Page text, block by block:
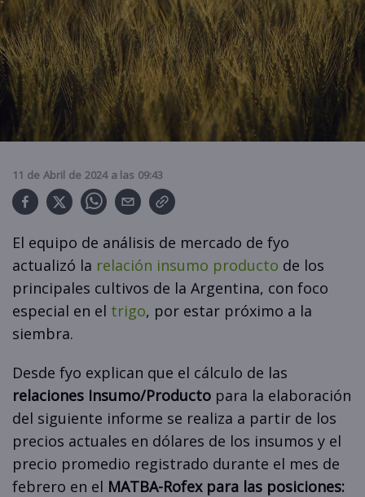
11 de Abril de 2024 a las 09:43
El equipo de análisis de mercado de fyo
actualizó la relación insumo producto de los
principales cultivos de la Argentina, con foco
especial en el trigo, por estar próximo a la
siembra.
Desde fyo explican que el cálculo de las
relaciones Insumo/Producto para la elaboración
del siguiente informe se realiza a partir de los
precios actuales en dólares de los insumos y el
precio promedio registrado durante el mes de
febrero en el MATBA-Rofex para las posiciones: